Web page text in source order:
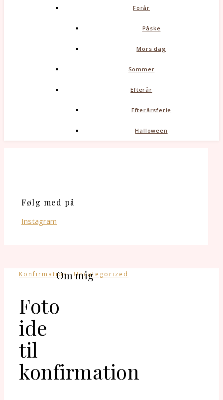
Forår
Påske
Mors dag
Sommer
Efterår
Efterårsferie
Halloween
Følg med på
Instagram
Konfirmation, Uncategorized
Foto
ide
til
konfirmation
Om mig